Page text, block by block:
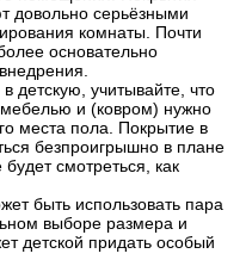
довольно серьёзными
комнаты. Почти
основательно
детскую, учитывайте, что
и (ковром) нужно
места пола. Покрытие в
безпроигрышно в плане
смотреться, как
быть использовать пара
выборе размера и
детской придать особый